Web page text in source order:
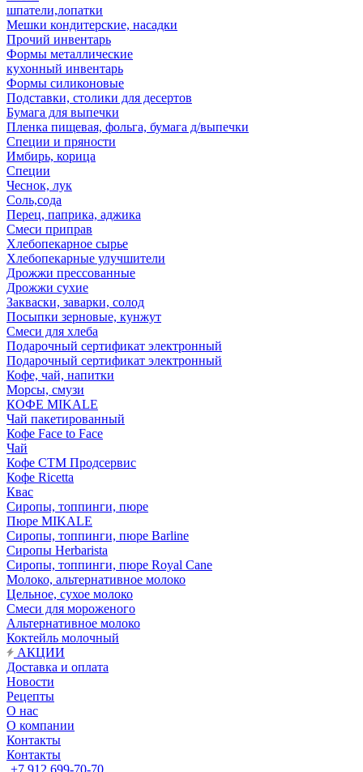
шпатели,лопатки
Мешки кондитерские, насадки
Прочий инвентарь
Формы металлические
кухонный инвентарь
Формы силиконовые
Подставки, столики для десертов
Бумага для выпечки
Пленка пищевая, фольга, бумага д/выпечки
Специи и пряности
Имбирь, корица
Специи
Чеснок, лук
Соль,сода
Перец, паприка, аджика
Смеси приправ
Хлебопекарное сырье
Хлебопекарные улучшители
Дрожжи прессованные
Дрожжи сухие
Закваски, заварки, солод
Посыпки зерновые, кунжут
Смеси для хлеба
Подарочный сертификат электронный
Подарочный сертификат электронный
Кофе, чай, напитки
Морсы, смузи
КОФЕ MIKALE
Чай пакетированный
Кофе Face to Face
Чай
Кофе СТМ Продсервис
Кофе Ricetta
Квас
Сиропы, топпинги, пюре
Пюре MIKALE
Сиропы, топпинги, пюре Barline
Сиропы Herbarista
Сиропы, топпинги, пюре Royal Cane
Молоко, альтернативное молоко
Цельное, сухое молоко
Смеси для мороженого
Альтернативное молоко
Коктейль молочный
АКЦИИ
Доставка и оплата
Новости
Рецепты
О нас
О компании
Контакты
Контакты
+7 912 699-70-70